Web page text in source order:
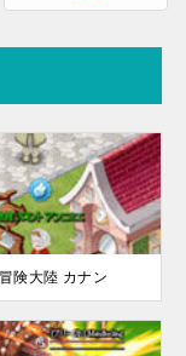
険大陸 カナン